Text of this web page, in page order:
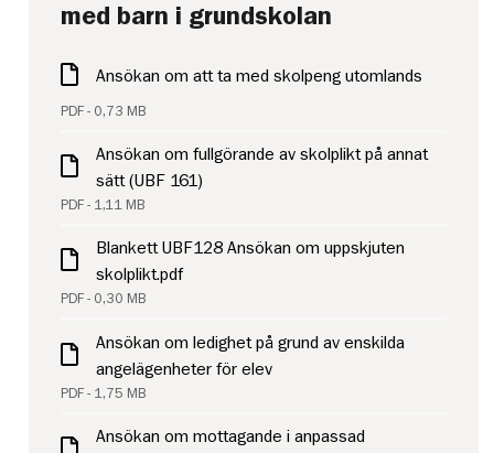
med barn i grundskolan
Ansökan om att ta med skolpeng utomlands
PDF - 0,73 MB
Ansökan om fullgörande av skolplikt på annat
sätt (UBF 161)
PDF - 1,11 MB
Blankett UBF128 Ansökan om uppskjuten
skolplikt.pdf
PDF - 0,30 MB
Ansökan om ledighet på grund av enskilda
angelägenheter för elev
PDF - 1,75 MB
Ansökan om mottagande i anpassad